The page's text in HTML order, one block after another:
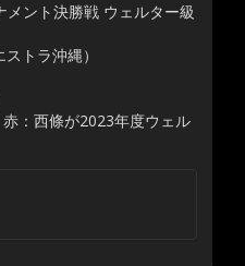
ント決勝戦 ウェルター級
トラ沖縄）
：西條が2023年度ウェル